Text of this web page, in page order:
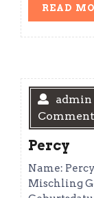
READ
admin
Percy
Name:
Mischling